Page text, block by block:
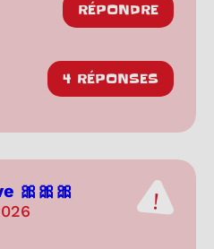
les réactions
RÉPONDRE
4 RÉPONSES
🎀🎀🎀